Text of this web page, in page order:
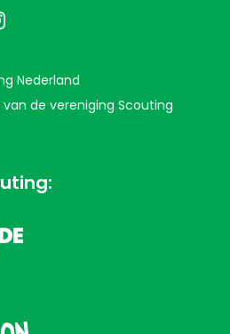
Nederland
de vereniging Scouting